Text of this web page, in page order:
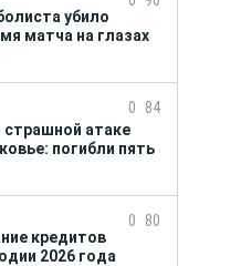
убило
матча на глазах
0
84
страшной атаке
погибли пять
0
80
кредитов
2026 года